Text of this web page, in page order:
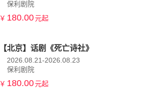
保利剧院
￥ 180.00元起
【北京】话剧《死亡诗社》
2026.08.21-2026.08.23
保利剧院
￥ 180.00元起